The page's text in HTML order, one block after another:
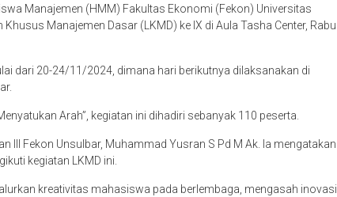
Manajemen (HMM) Fakultas Ekonomi (Fekon) Universitas
Manajemen Dasar (LKMD) ke IX di Aula Tasha Center, Rabu
dari 20-24/11/2024, dimana hari berikutnya dilaksanakan di
Arah”, kegiatan ini dihadiri sebanyak 110 peserta.
III Fekon Unsulbar, Muhammad Yusran S Pd M Ak. Ia mengatakan
kegiatan LKMD ini.
kreativitas mahasiswa pada berlembaga, mengasah inovasi